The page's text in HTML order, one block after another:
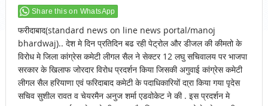
Share this on WhatsApp
फरीदाबाद(standard news on line news portal/manoj
bhardwaj).. देश मे दिन प्रतिदिन बढ रही पेट्रोल और डीजल की कीमतो के
विरोध मे जिला कांग्रेस कमेटी लीगल सैल ने सेक्टर 12 लघु सचिवालय पर भाजपा
सरकार के खिलाफ जोरदार विरोध प्रदर्शन किया जिसकी अगुवाई कांग्रेस कमेटी
लीगल सैल हरियाणा एवं फरिदाबाद कमेटी के पदाधिकारियों दा्रा किया गया पृदेस
सचिव सुशील रावत व चेयरमैन अनुज शर्मा एडवोकेट ने की . इस प्रदर्शन मे